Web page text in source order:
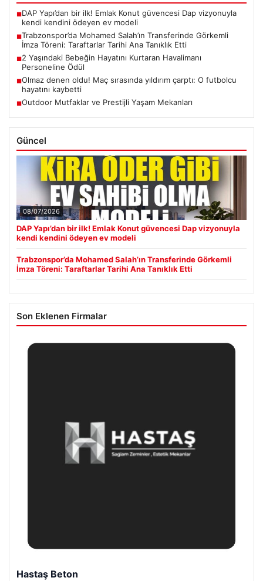
■DAP Yapı’dan bir ilk! Emlak Konut güvencesi Dap vizyonuyla
kendi kendini ödeyen ev modeli
■Trabzonspor’da Mohamed Salah’ın Transferinde Görkemli
İmza Töreni: Taraftarlar Tarihi Ana Tanıklık Etti
■2 Yaşındaki Bebeğin Hayatını Kurtaran Havalimanı
Personeline Ödül
■Olmaz denen oldu! Maç sırasında yıldırım çarptı: O futbolcu
hayatını kaybetti
■Outdoor Mutfaklar ve Prestijli Yaşam Mekanları
Güncel
08/07/2026
DAP Yapı’dan bir ilk! Emlak Konut güvencesi Dap vizyonuyla
kendi kendini ödeyen ev modeli
Trabzonspor’da Mohamed Salah’ın Transferinde Görkemli
İmza Töreni: Taraftarlar Tarihi Ana Tanıklık Etti
Son Eklenen Firmalar
Prenses Night Club